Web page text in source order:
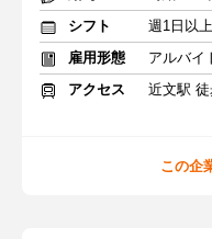
シフト
雇用形態
アルバイ
アクセス
近文駅
この企